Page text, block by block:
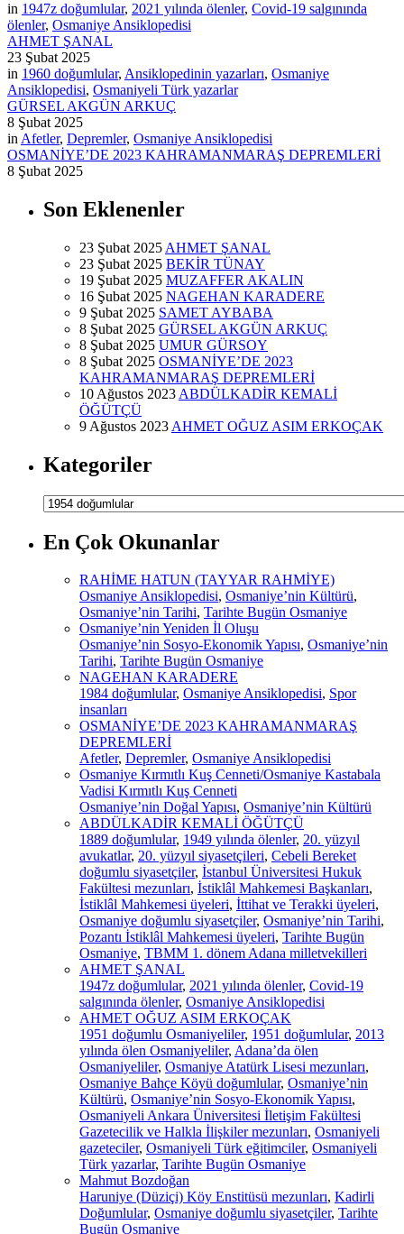
in 1947z doğumlular, 2021 yılında ölenler, Covid-19 salgınında
ölenler, Osmaniye Ansiklopedisi
AHMET ŞANAL
23 Şubat 2025
in 1960 doğumlular, Ansiklopedinin yazarları, Osmaniye
Ansiklopedisi, Osmaniyeli Türk yazarlar
GÜRSEL AKGÜN ARKUÇ
8 Şubat 2025
in Afetler, Depremler, Osmaniye Ansiklopedisi
OSMANİYE’DE 2023 KAHRAMANMARAŞ DEPREMLERİ
8 Şubat 2025
Son Eklenenler
23 Şubat 2025 AHMET ŞANAL
23 Şubat 2025 BEKİR TÜNAY
19 Şubat 2025 MUZAFFER AKALIN
16 Şubat 2025 NAGEHAN KARADERE
9 Şubat 2025 SAMET AYBABA
8 Şubat 2025 GÜRSEL AKGÜN ARKUÇ
8 Şubat 2025 UMUR GÜRSOY
8 Şubat 2025 OSMANİYE’DE 2023
KAHRAMANMARAŞ DEPREMLERİ
10 Ağustos 2023 ABDÜLKADİR KEMALİ
ÖĞÜTÇÜ
9 Ağustos 2023 AHMET OĞUZ ASIM ERKOÇAK
Kategoriler
Kategoriler
En Çok Okunanlar
RAHİME HATUN (TAYYAR RAHMİYE)
Osmaniye Ansiklopedisi, Osmaniye’nin Kültürü,
Osmaniye’nin Tarihi, Tarihte Bugün Osmaniye
Osmaniye’nin Yeniden İl Oluşu
Osmaniye’nin Sosyo-Ekonomik Yapısı, Osmaniye’nin
Tarihi, Tarihte Bugün Osmaniye
NAGEHAN KARADERE
1984 doğumlular, Osmaniye Ansiklopedisi, Spor
insanları
OSMANİYE’DE 2023 KAHRAMANMARAŞ
DEPREMLERİ
Afetler, Depremler, Osmaniye Ansiklopedisi
Osmaniye Kırmıtlı Kuş Cenneti/Osmaniye Kastabala
Vadisi Kırmıtlı Kuş Cenneti
Osmaniye’nin Doğal Yapısı, Osmaniye’nin Kültürü
ABDÜLKADİR KEMALİ ÖĞÜTÇÜ
1889 doğumlular, 1949 yılında ölenler, 20. yüzyıl
avukatlar, 20. yüzyıl siyasetçileri, Cebeli Bereket
doğumlu siyasetçiler, İstanbul Üniversitesi Hukuk
Fakültesi mezunları, İstiklâl Mahkemesi Başkanları,
İstiklâl Mahkemesi üyeleri, İttihat ve Terakki üyeleri,
Osmaniye doğumlu siyasetçiler, Osmaniye’nin Tarihi,
Pozantı İstiklâl Mahkemesi üyeleri, Tarihte Bugün
Osmaniye, TBMM 1. dönem Adana milletvekilleri
AHMET ŞANAL
1947z doğumlular, 2021 yılında ölenler, Covid-19
salgınında ölenler, Osmaniye Ansiklopedisi
AHMET OĞUZ ASIM ERKOÇAK
1951 doğumlu Osmaniyeliler, 1951 doğumlular, 2013
yılında ölen Osmaniyeliler, Adana’da ölen
Osmaniyeliler, Osmaniye Atatürk Lisesi mezunları,
Osmaniye Bahçe Köyü doğumlular, Osmaniye’nin
Kültürü, Osmaniye’nin Sosyo-Ekonomik Yapısı,
Osmaniyeli Ankara Üniversitesi İletişim Fakültesi
Gazetecilik ve Halkla İlişkiler mezunları, Osmaniyeli
gazeteciler, Osmaniyeli Türk eğitimciler, Osmaniyeli
Türk yazarlar, Tarihte Bugün Osmaniye
Mahmut Bozdoğan
Haruniye (Düziçi) Köy Enstitüsü mezunları, Kadirli
Doğumlular, Osmaniye doğumlu siyasetçiler, Tarihte
Bugün Osmaniye